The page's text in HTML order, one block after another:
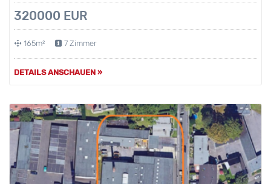
320000 EUR
165m² 7 Zimmer
DETAILS ANSCHAUEN »